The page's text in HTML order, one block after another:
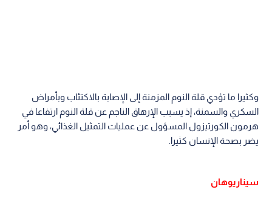
وكثيرا ما تؤدي قلة النوم المزمنة إلى الإصابة بالاكتئاب وبأمراض
السكري والسمنة، إذ يسبب الإرهاق الناجم عن قلة النوم ارتفاعا في
هرمون الكورتيزول المسؤول عن عمليات التمثيل الغذائي، وهو أمر
يضر بصحة الإنسان كثيرا.
سيناريوهان